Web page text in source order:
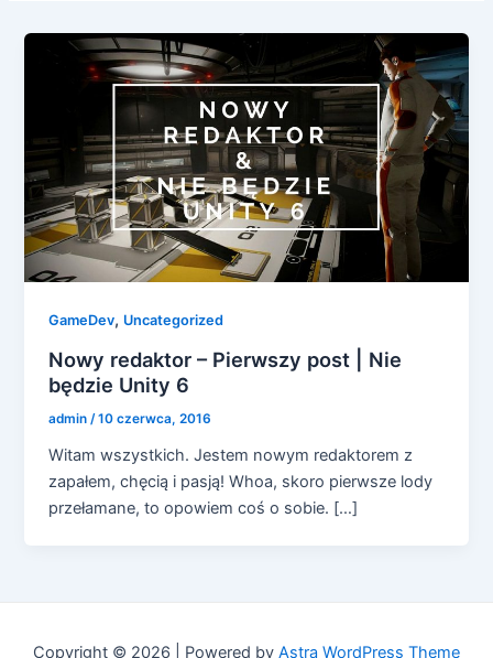
GameDev, Uncategorized
Nowy redaktor – Pierwszy post | Nie
będzie Unity 6
admin/10 czerwca, 2016
Witam wszystkich. Jestem nowym redaktorem z
zapałem, chęcią i pasją! Whoa, skoro pierwsze lody
przełamane, to opowiem coś o sobie. […]
Copyright © 2026 | Powered by Astra WordPress Theme